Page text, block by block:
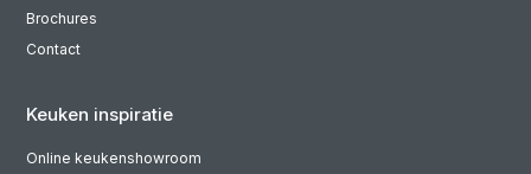
Brochures
Contact
Keuken inspiratie
Online keukenshowroom